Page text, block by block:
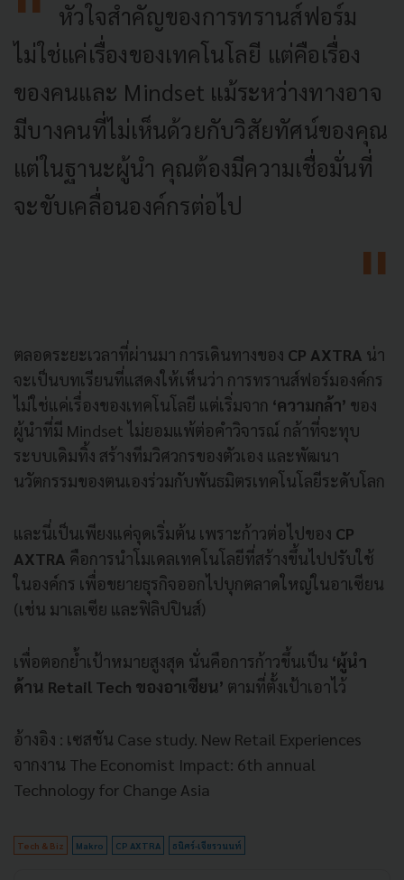
หัวใจสำคัญของการทรานส์ฟอร์ม
ไม่ใช่แค่เรื่องของเทคโนโลยี แต่คือเรื่อง
ของคนและ Mindset แม้ระหว่างทางอาจ
มีบางคนที่ไม่เห็นด้วยกับวิสัยทัศน์ของคุณ
แต่ในฐานะผู้นำ คุณต้องมีความเชื่อมั่นที่
จะขับเคลื่อนองค์กรต่อไป
ตลอดระยะเวลาที่ผ่านมา การเดินทางของ CP AXTRA น่า
จะเป็นบทเรียนที่แสดงให้เห็นว่า การทรานส์ฟอร์มองค์กร
ไม่ใช่แค่เรื่องของเทคโนโลยี แต่เริ่มจาก ‘ความกล้า’ ของ
ผู้นำที่มี Mindset ไม่ยอมแพ้ต่อคำวิจารณ์ กล้าที่จะทุบ
ระบบเดิมทิ้ง สร้างทีมวิศวกรของตัวเอง และพัฒนา
นวัตกรรมของตนเองร่วมกับพันธมิตรเทคโนโลยีระดับโลก
และนี่เป็นเพียงแค่จุดเริ่มต้น เพราะก้าวต่อไปของ CP
AXTRA คือการนำโมเดลเทคโนโลยีที่สร้างขึ้นไปปรับใช้
ในองค์กร เพื่อขยายธุรกิจออกไปบุกตลาดใหญ่ในอาเซียน
(เช่น มาเลเซีย และฟิลิปปินส์)
เพื่อตอกย้ำเป้าหมายสูงสุด นั่นคือการก้าวขึ้นเป็น ‘ผู้นำ
ด้าน Retail Tech ของอาเซียน’ ตามที่ตั้งเป้าเอาไว้
อ้างอิง : เซสชัน Case study. New Retail Experiences
จากงาน The Economist Impact: 6th annual
Technology for Change Asia
Tech & Biz Makro CP AXTRA ธนิศร์-เจียรวนนท์